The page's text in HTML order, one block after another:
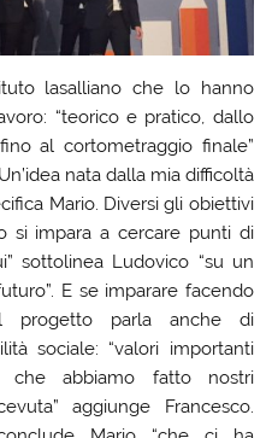
lasalliano che lo hanno
“teorico e pratico, dallo
al cortometraggio finale”
nata dalla mia difficoltà
Mario. Diversi gli obiettivi
si impara a cercare punti di
sottolinea Ludovico “su un
E se imparare facendo
progetto parla anche di
sociale: “valori importanti
abbiamo fatto nostri
aggiunge Francesco.